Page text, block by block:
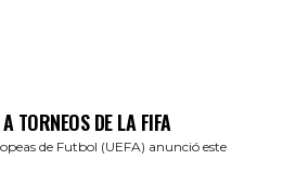
TORNEOS DE LA FIFA
de Futbol (UEFA) anunció este